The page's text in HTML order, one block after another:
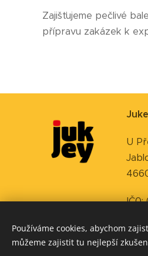
Zajišťujeme pečlivé
přípravu zakázek k
U
IČ0:
Používáme cookies, abychom
můžeme zajistit tu nejlepší